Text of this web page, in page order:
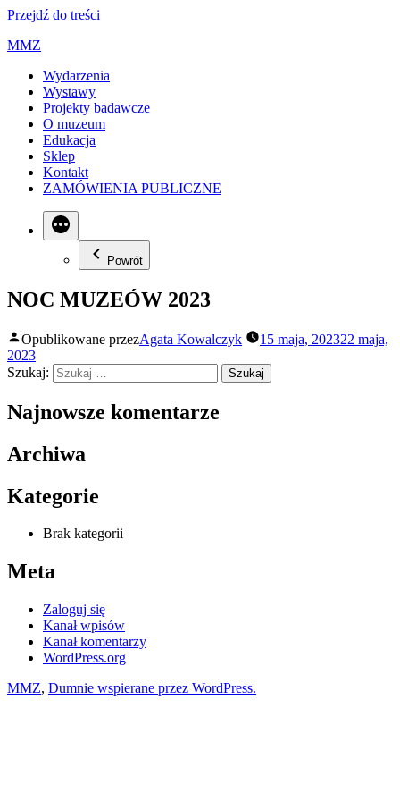
Przejdź do treści
MMZ
Wydarzenia
Wystawy
Projekty badawcze
O muzeum
Edukacja
Sklep
Kontakt
ZAMÓWIENIA PUBLICZNE
Powrót
NOC MUZEÓW 2023
Opublikowane przezAgata Kowalczyk 15 maja, 202322 maja,
2023
Szukaj:
Najnowsze komentarze
Archiwa
Kategorie
Brak kategorii
Meta
Zaloguj się
Kanał wpisów
Kanał komentarzy
WordPress.org
MMZ, Dumnie wspierane przez WordPress.